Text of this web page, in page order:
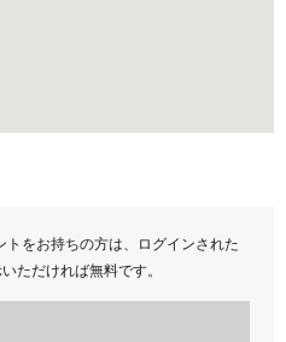
をお持ちの方は、ログインされた
ただければ無料です。